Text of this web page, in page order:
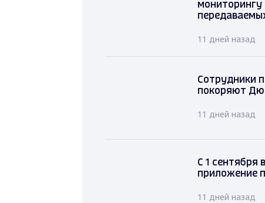
11 дней назад
Сотрудники
покоряют
11 дней назад
С 1 сентября
приложение
11 дней назад